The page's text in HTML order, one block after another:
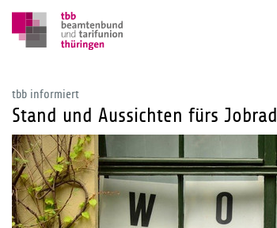
tbb informiert
Stand und Aussichten fürs Jobrad